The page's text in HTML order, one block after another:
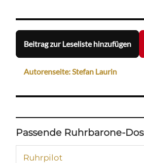
Beitrag zur Leseliste hinzufügen
Autorenseite: Stefan Laurin
Passende Ruhrbarone-
Ruhrpilot